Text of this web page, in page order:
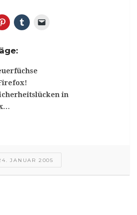
in
JANUAR 2005